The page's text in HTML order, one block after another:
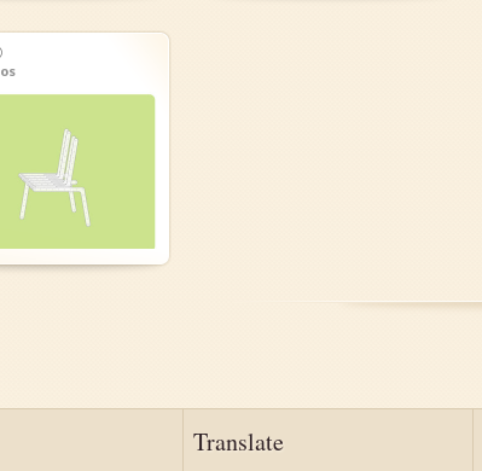
false false
JA X-NONE ...
y la
Translate